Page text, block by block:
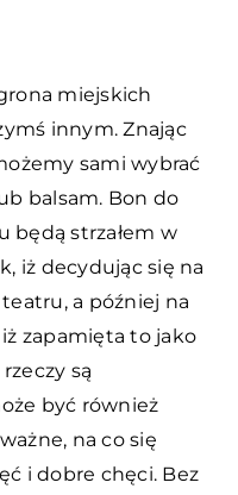
miejskich
innym. Znając
sami wybrać
balsam. Bon do
będą strzałem w
iż decydując się na
a później na
zapamięta to jako
są
być również
na co się
i dobre chęci. Bez